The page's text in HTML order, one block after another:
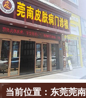
当前位置：东莞莞